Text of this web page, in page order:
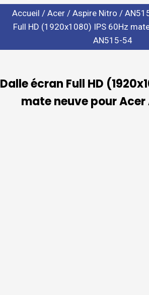
Accueil / Acer / Aspire Nitro /
Full HD (1920x1080) IPS 60Hz
AN515-54
Dalle écran Full HD
mate neuve pour Acer